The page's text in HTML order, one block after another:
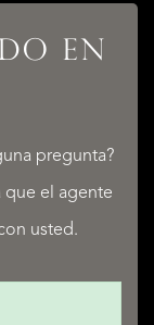
EN
pregunta?
que el agente
usted.